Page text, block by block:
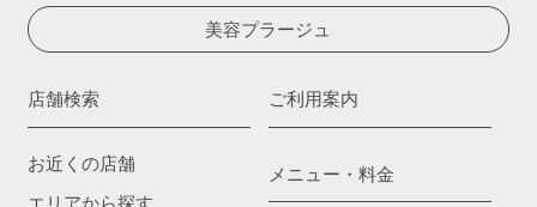
美容プラージュ
店舗検索
お近くの店舗
エリアから探す
ご利用案内
メニュー・料金